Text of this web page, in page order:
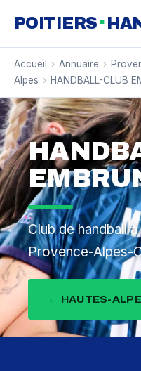
POITIERS ·
Accueil › Annuaire ›
Alpes › HANDBALL-CLUB
Club de handball
Provence-Alpes-
← HAUTES-